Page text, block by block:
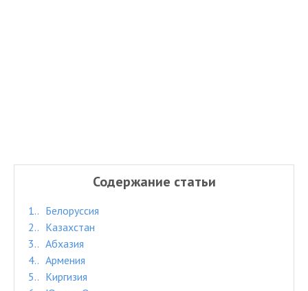
Содержание статьи
1.
Белоруссия
2.
Казахстан
3.
Абхазия
4.
Армения
5.
Киргизия